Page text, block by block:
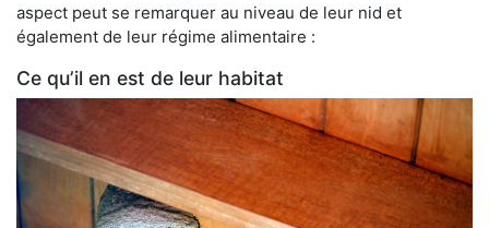
aspect peut se remarquer au niveau de leur nid et
également de leur régime alimentaire :
Ce qu’il en est de leur habitat